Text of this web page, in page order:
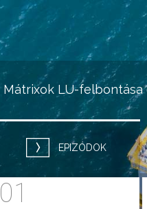
Jump to
Mátrixok LU-felbontása
EPIZÓDOK
01